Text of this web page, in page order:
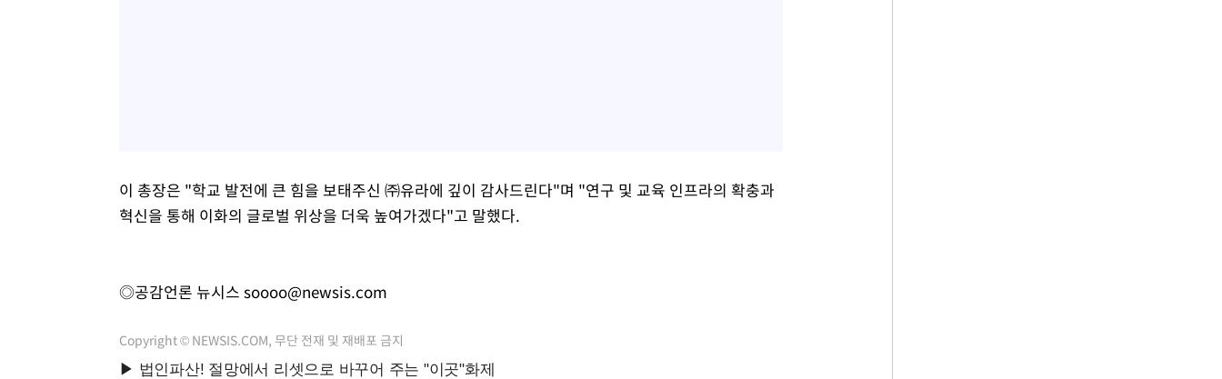
이 총장은 "학교 발전에 큰 힘을 보태주신 ㈜유라에 깊이 감사드린다"며 "연구 및 교육 인프라의 확충과
혁신을 통해 이화의 글로벌 위상을 더욱 높여가겠다"고 말했다.
◎공감언론 뉴시스 soooo@newsis.com
Copyright © NEWSIS.COM, 무단 전재 및 재배포 금지